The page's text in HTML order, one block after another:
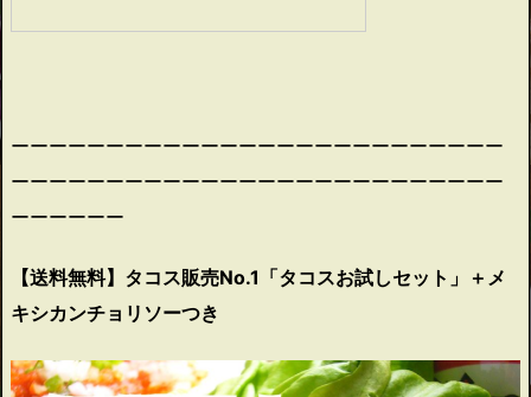
ーーーーーーーーーーーーーーーーーーーーーーーーーー
ーーーーーーーーーーーーーーーーーーーーーーーーーー
ーーーーーー
【送料無料】タコス販売No.1「タコスお試しセット」＋メ
キシカンチョリソーつき